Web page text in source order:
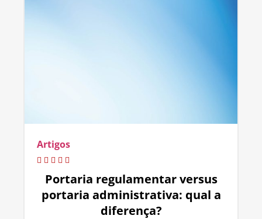
Artigos
Portaria regulamentar versus
portaria administrativa: qual a
diferença?